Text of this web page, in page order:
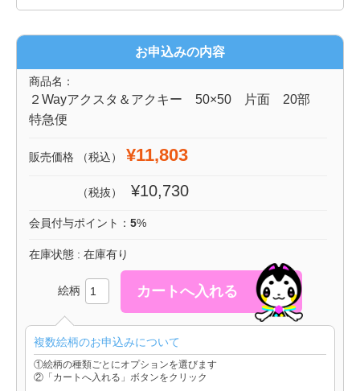
お申込みの内容
商品名：
２Wayアクスタ＆アクキー 50×50 片面 20部
特急便
販売価格 （税込） ¥11,803
（税抜） ¥10,730
会員付与ポイント： 5%
在庫状態 : 在庫有り
絵柄
複数絵柄のお申込みについて
①絵柄の種類ごとにオプションを選びます
②「カートへ入れる」ボタンをクリック